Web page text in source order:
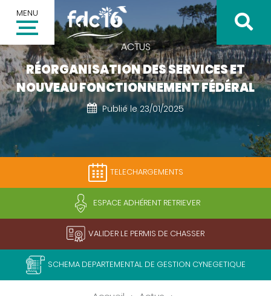
MENU
ACTUS
RÉORGANISATION DES SERVICES ET
NOUVEAU FONCTIONNEMENT FÉDÉRAL
Publié le 23/01/2025
TELECHARGEMENTS
ESPACE ADHÉRENT RETRIEVER
VALIDER LE PERMIS DE CHASSER
SCHEMA DEPARTEMENTAL DE GESTION CYNEGETIQUE
Inscription à la newsletter
Votre adresse email *